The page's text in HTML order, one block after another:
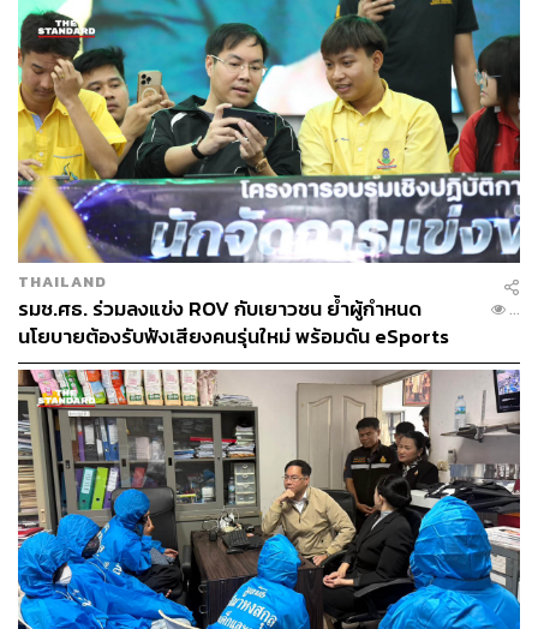
สะพานพื้นกระจกบนสกายวอล์กสองแคว-แม่กลอง
ภาพ: ปริญญา ชูแก้ว
สกายวอล์กอาจเป็นความตั้งใจดี เพื่อ ‘พัฒนา’ เมือง โดยอาศัย
การท่องเที่ยว แต่ผู้ได้พบเห็นบางคนตั้งคำถามว่าโครงสร้าง
ทันสมัยนี้เหมาะกับวัตถุประสงค์หรือไม่ โครงสร้างสูง
ตระหง่านทำด้วยเหล็ก คอนกรีต และกระจก มีความกลมกลืน
กับทิวทัศน์ริมแม่น้ำและเมืองเก่าแนวราบแค่ไหน เกิดการ
บดบังไม่ให้ชาวเมืองเห็นภูเขาหรือเปล่า ในวันแดดจ้าและ
ร้อนอบอ้าวจะมีคนอยากขึ้นไปเที่ยวสกายวอล์กที่ปราศจากที่
ร่มเงาไหม พอฝนตกพื้นกระจกจะลื่นหรือไม่ ชาวเมืองเองจะ
ใช้สกายวอล์กบ้างไหม
THAILAND
รมช.ศธ. ร่วมลงแข่ง ROV กับเยาวชน ย้ำผู้กำหนด
นโยบายต้องรับฟังเสียงคนรุ่นใหม่ พร้อมดัน eSports
เด็กไทยสู่ระดับอาชีพ
...